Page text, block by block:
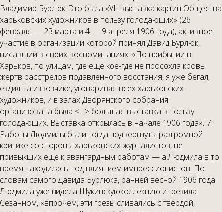
Владимир Бурлюк. Это была «VII выставка картин Общества
харьковских художников в пользу голодающих» (26
февраля — 23 марта и 4 — 9 апреля 1906 года), активное
участие в организации которой принял Давид Бурлюк,
писавший в своих воспоминаниях: «По прибытии в
Харьков, по улицам, где еще кое-где не просохла кровь
жертв расстрелов подавленного восстания, я уже бегал,
ездил на извозчике, уговаривая всех харьковских
художников, и в залах Дворянского собрания
организована была <…> большая выставка в пользу
голодающих. Выставка открылась в начале 1906 года».[7]
Работы Людмилы были тогда подвергнуты разгромной
критике со стороны харьковских журналистов, не
привыкших еще к авангардным работам — а Людмила в то
время находилась под влиянием импрессионистов. По
словам самого Давида Бурлюка, ранней весной 1906 года
Людмила уже видела Щукинскуюколлекцию и грезила
Сезанном, «впрочем, эти грезы сливались с твердой,